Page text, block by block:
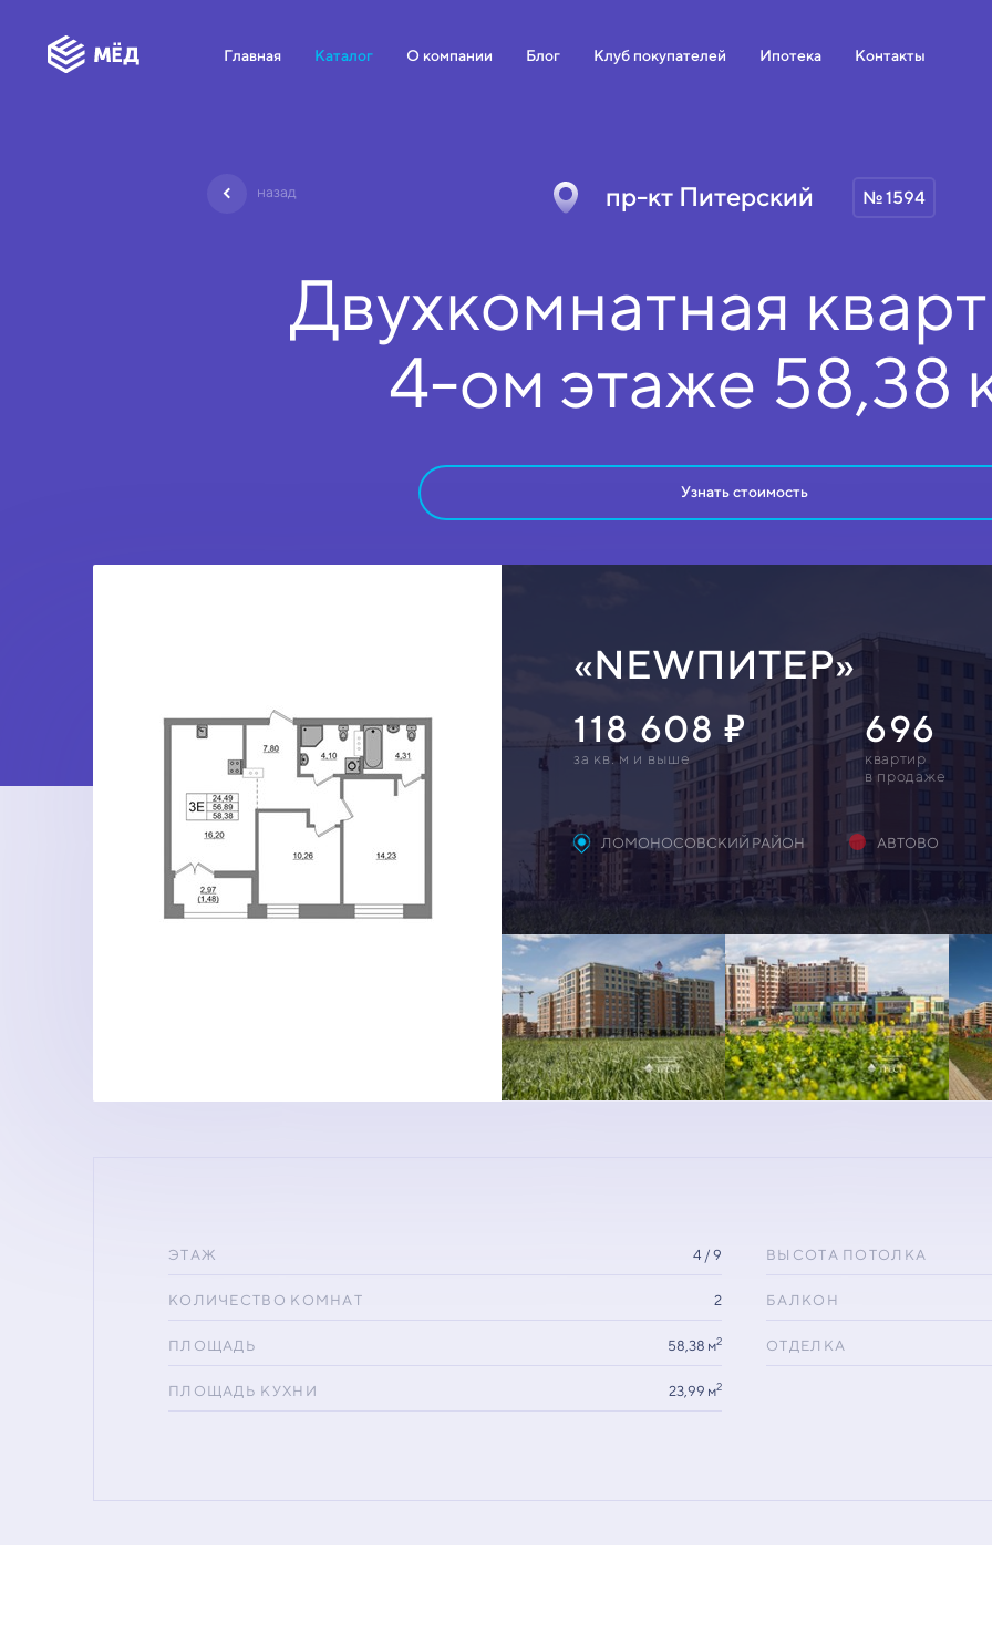
Главная Каталог О компании Блог Клуб покупателей Ипотека Контакты
назад пр-кт Питерский № 1594
Двухкомнатная
4-ом этаже 58,38
Узнать стоимость
«NEWПИТЕР»
118 608
за кв. м и выше
696
квартир
в продаже
ЛОМОНОСОВСКИЙ РАЙОН АВТОВО
ЭТАЖ 4 / 9
КОЛИЧЕСТВО КОМНАТ 2
ПЛОЩАДЬ 58,38 м2
ПЛОЩАДЬ КУХНИ 23,99 м2
ВЫСОТА ПОТОЛКА
БАЛКОН
ОТДЕЛКА